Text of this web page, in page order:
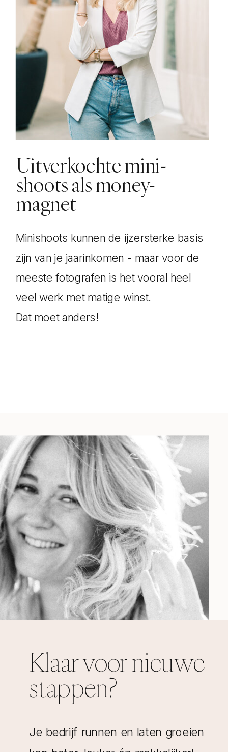
Minishoots kunnen de ijzersterke basis
zijn van je jaarinkomen - maar voor de
meeste fotografen is het vooral heel
veel werk met matige winst.
Dat moet anders!
Uitverkochte mini-
shoots als money-
magnet
Klaar voor nieuwe
stappen?
Je bedrijf runnen en laten groeien